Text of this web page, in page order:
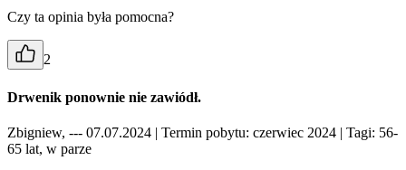
Czy ta opinia była pomocna?
2
Drwenik ponownie nie zawiódł.
Zbigniew, --- 07.07.2024 | Termin pobytu: czerwiec 2024 | Tagi: 56-
65 lat, w parze